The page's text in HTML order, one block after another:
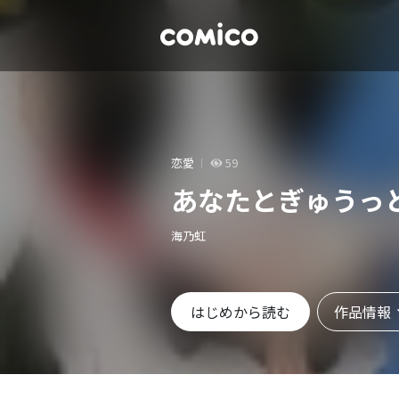
恋愛 59
あなたとぎゅうっ
海乃虹
はじめから読む 作品情報